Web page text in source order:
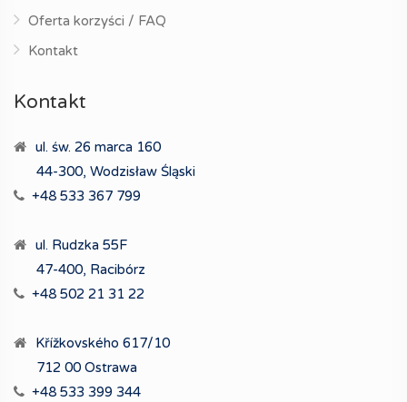
Oferta korzyści / FAQ
Kontakt
Kontakt
ul. św. 26 marca 160
44-300, Wodzisław Śląski
+48 533 367 799
ul. Rudzka 55F
47-400, Racibórz
+48 502 21 31 22
Křížkovského 617/10
712 00 Ostrawa
+48 533 399 344